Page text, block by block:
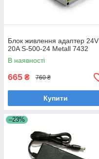
Блок живлення адаптер 24V
20A S-500-24 Metall 7432
В наявності
665 ₴ 760 ₴
Купити
–23%